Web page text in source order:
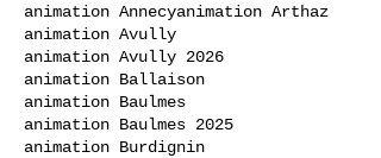
animation Annecyanimation Arthaz
animation Avully
animation Avully 2026
animation Ballaison
animation Baulmes
animation Baulmes 2025
animation Burdignin